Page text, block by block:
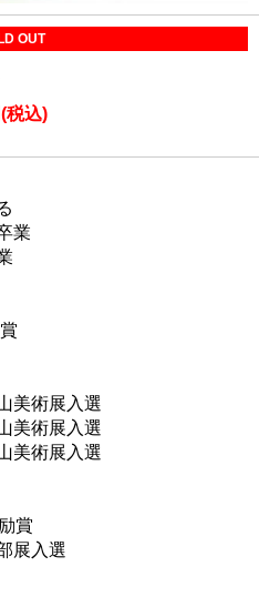
OUT
税込)
業
会員
美術展入選
美術展入選
美術展入選
賞
展入選